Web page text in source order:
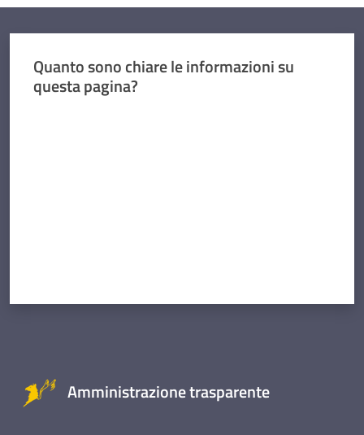
Quanto sono chiare le informazioni su
questa pagina?
Amministrazione trasparente